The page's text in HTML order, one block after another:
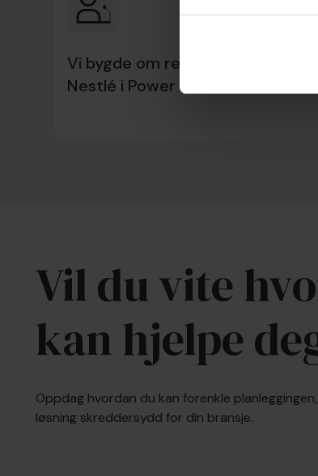
Vi bygde om resultatoppstilling til
Nestlé i Power BI
Vil du vite
kan hjelpe
Oppdag hvordan du kan forenkle
løsning skreddersydd for din bransje.